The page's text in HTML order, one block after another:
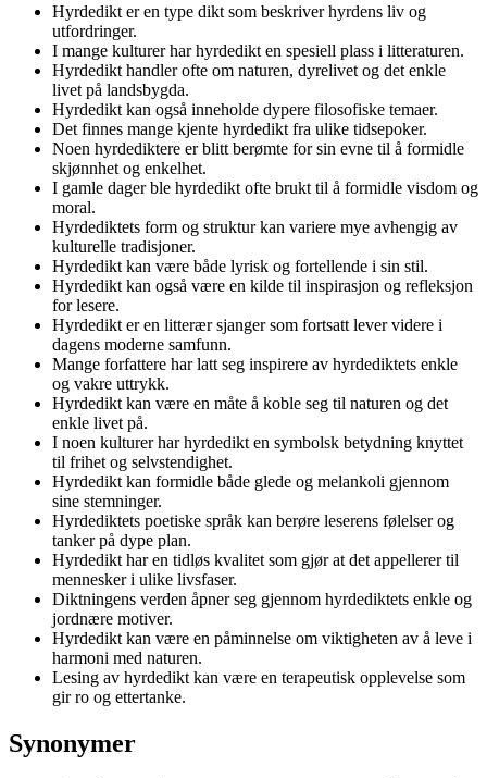
Hyrdedikt er en type dikt som beskriver hyrdens liv og
utfordringer.
I mange kulturer har hyrdedikt en spesiell plass i litteraturen.
Hyrdedikt handler ofte om naturen, dyrelivet og det enkle
livet på landsbygda.
Hyrdedikt kan også inneholde dypere filosofiske temaer.
Det finnes mange kjente hyrdedikt fra ulike tidsepoker.
Noen hyrdediktere er blitt berømte for sin evne til å formidle
skjønnhet og enkelhet.
I gamle dager ble hyrdedikt ofte brukt til å formidle visdom og
moral.
Hyrdediktets form og struktur kan variere mye avhengig av
kulturelle tradisjoner.
Hyrdedikt kan være både lyrisk og fortellende i sin stil.
Hyrdedikt kan også være en kilde til inspirasjon og refleksjon
for lesere.
Hyrdedikt er en litterær sjanger som fortsatt lever videre i
dagens moderne samfunn.
Mange forfattere har latt seg inspirere av hyrdediktets enkle
og vakre uttrykk.
Hyrdedikt kan være en måte å koble seg til naturen og det
enkle livet på.
I noen kulturer har hyrdedikt en symbolsk betydning knyttet
til frihet og selvstendighet.
Hyrdedikt kan formidle både glede og melankoli gjennom
sine stemninger.
Hyrdediktets poetiske språk kan berøre leserens følelser og
tanker på dype plan.
Hyrdedikt har en tidløs kvalitet som gjør at det appellerer til
mennesker i ulike livsfaser.
Diktningens verden åpner seg gjennom hyrdediktets enkle og
jordnære motiver.
Hyrdedikt kan være en påminnelse om viktigheten av å leve i
harmoni med naturen.
Lesing av hyrdedikt kan være en terapeutisk opplevelse som
gir ro og ettertanke.
Synonymer